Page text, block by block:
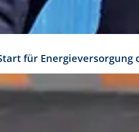
für Energieversorgung